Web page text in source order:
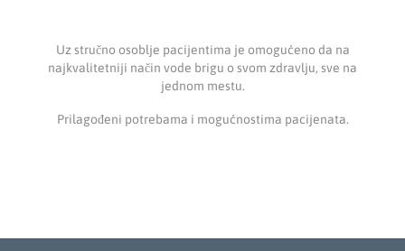
Uz stručno osoblje pacijentima je omogućeno da na
najkvalitetniji način vode brigu o svom zdravlju, sve na
jednom mestu.
Prilagođeni potrebama i mogućnostima pacijenata.